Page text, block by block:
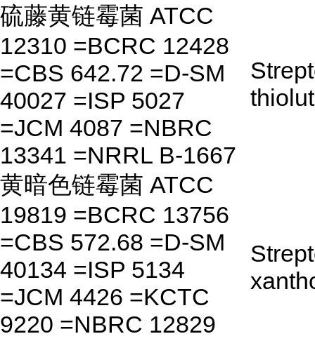
硫藤黄链霉菌 ATCC
12310 =BCRC 12428
=CBS 642.72 =D-SM
40027 =ISP 5027
=JCM 4087 =NBRC
13341 =NRRL B-1667
黄暗色链霉菌 ATCC
19819 =BCRC 13756
=CBS 572.68 =D-SM
40134 =ISP 5134
=JCM 4426 =KCTC
9220 =NBRC 12829